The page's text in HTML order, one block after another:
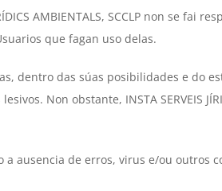
AMBIENTALS, SCCLP non se fai
que fagan uso delas.
dentro das súas posibilidades e do
Non obstante, INSTA SERVEIS
ausencia de erros, virus e/ou outros